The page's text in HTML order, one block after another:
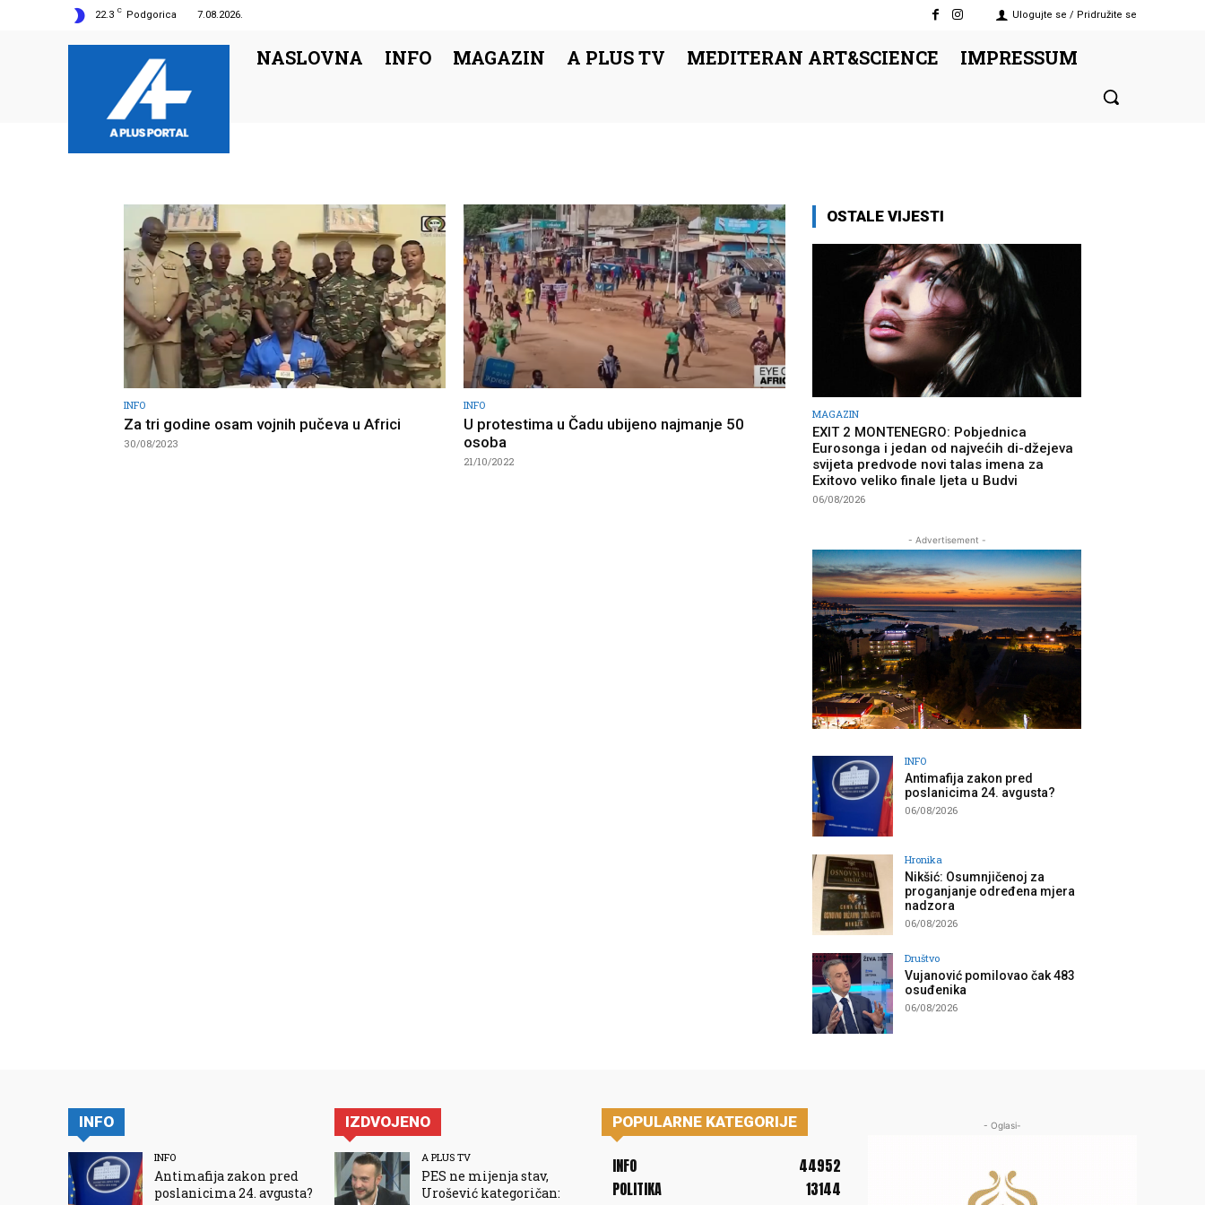
22.3 C Podgorica 7.08.2026. Ulogujte se / Pridružite se
NASLOVNA INFO MAGAZIN A PLUS TV MEDITERAN ART&SCIENCE IMPRESSUM
INFO
Za tri godine osam vojnih pučeva u Africi
30/08/2023
INFO
U protestima u Čadu ubijeno najmanje 50
osoba
21/10/2022
OSTALE VIJESTI
MAGAZIN
EXIT 2 MONTENEGRO: Pobjednica
Eurosonga i jedan od najvećih di-džejeva
svijeta predvode novi talas imena za
Exitovo veliko finale ljeta u Budvi
06/08/2026
- Advertisement -
INFO
Antimafija zakon pred
poslanicima 24. avgusta?
06/08/2026
Hronika
Nikšić: Osumnjičenoj za
proganjanje određena mjera
nadzora
06/08/2026
Društvo
Vujanović pomilovao čak 483
osuđenika
06/08/2026
INFO
INFO
Antimafija zakon pred
poslanicima 24. avgusta?
IZDVOJENO
A PLUS TV
PES ne mijenja stav,
Urošević kategoričan:
POPULARNE KATEGORIJE
INFO
44952
POLITIKA
13144
- Oglasi-